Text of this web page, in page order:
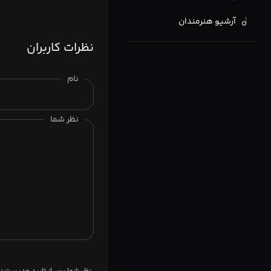
آرشیو هنرمندان
نظرات کاربران
نام
نظر شما